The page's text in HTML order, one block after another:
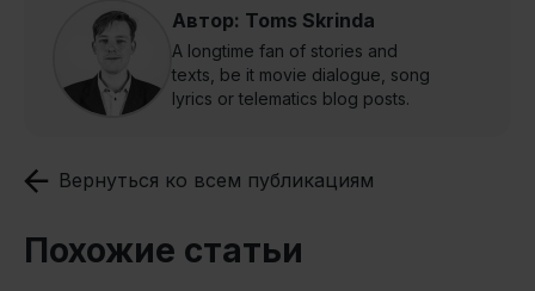
Автор: Toms Skrinda
A longtime fan of stories and
texts, be it movie dialogue, song
lyrics or telematics blog posts.
Вернуться ко всем публикациям
Похожие статьи